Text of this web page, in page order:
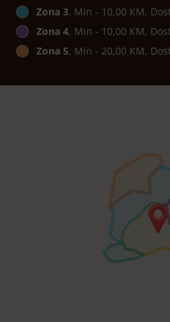
Zona 3, Min - 10,00 КМ,
Zona 4, Min - 10,00 КМ,
Zona 5, Min - 20,00 КМ,